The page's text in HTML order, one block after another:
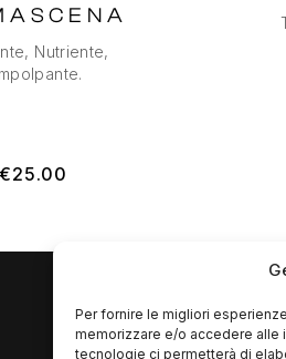
Per fornire le migliori
memorizzare e/o accedere alle
tecnologie ci permetterà di
Nutriente,
€25.00